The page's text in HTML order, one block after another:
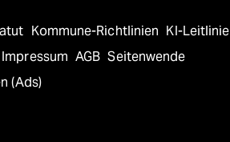
Kommune-Richtlinien KI-Leitlinie
Impressum AGB Seitenwende
(Ads)